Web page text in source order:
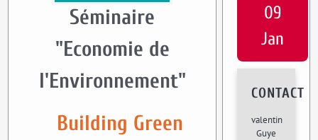
Séminaire
"Economie de
l'Environnement"
Building Green
09
Jan
CONTACT
valentin
Guye